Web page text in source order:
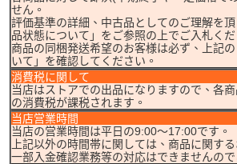
せん。
評価基準の詳細、中古品としてのご理解を
品状態について」をご参照の上でご入札くだ
商品の同梱発送希望のお客様は必ず、上記
いて」を確認してください。
消費税に関して
当店はストアでの出品になりますので、各
の消費税が課税されます。
当店営業時間
当店の営業時間は平日の9:00～17:00です。
上記以外の時間帯に関しては、商品に関す
一部入金確認業務等の対応はできませんので